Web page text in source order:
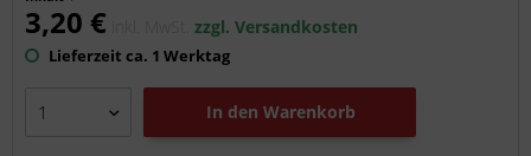
3,20 € inkl. MwSt.zzgl. Versandkosten
Lieferzeit ca. 1 Werktag
In den Warenkorb